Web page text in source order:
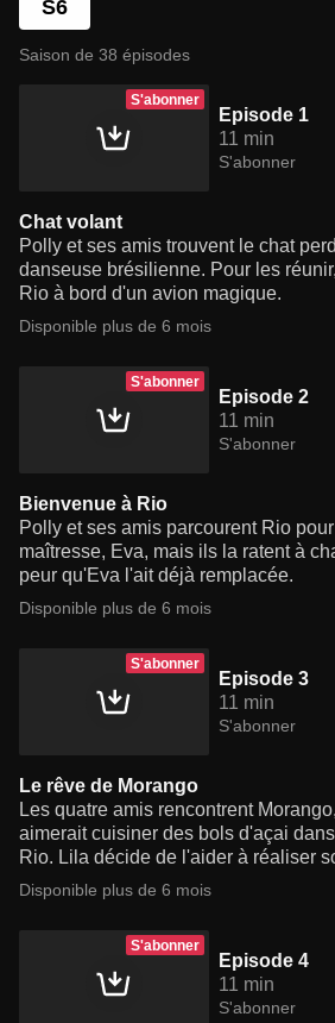
S6
Saison de 38 épisodes
S'abonner
Episode 1
11 min
S'abonner
Chat volant
Polly et ses amis trouvent le chat
danseuse brésilienne. Pour les
Rio à bord d'un avion magique.
Disponible plus de 6 mois
S'abonner
Episode 2
11 min
S'abonner
Bienvenue à Rio
Polly et ses amis parcourent Rio
maîtresse, Eva, mais ils la ratent à
peur qu'Eva l'ait déjà remplacée.
Disponible plus de 6 mois
S'abonner
Episode 3
11 min
S'abonner
Le rêve de Morango
Les quatre amis rencontrent
aimerait cuisiner des bols d'açai
Rio. Lila décide de l'aider à réaliser
Disponible plus de 6 mois
S'abonner
Episode 4
11 min
S'abonner